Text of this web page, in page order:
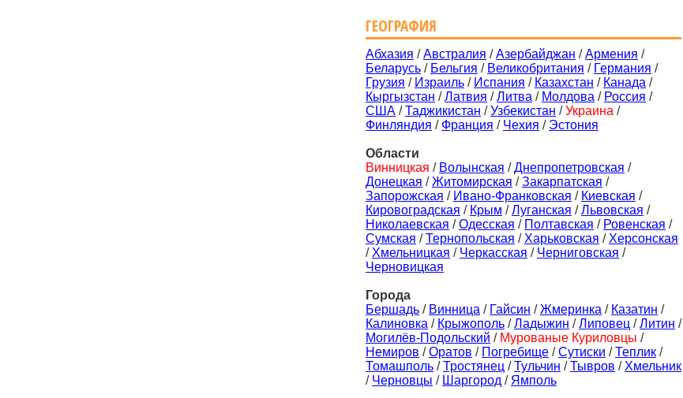
ГЕОГРАФИЯ
Абхазия /Австралия /Азербайджан /Армения /
Беларусь / Бельгия / Великобритания / Германия /
Грузия / Израиль / Испания / Казахстан / Канада /
Кыргызстан /Латвия /Литва / Молдова / Россия /
США /Таджикистан /Узбекистан /Украина /
Финляндия / Франция / Чехия / Эстония
Области
Винницкая / Волынская /Днепропетровская /
Донецкая /Житомирская /Закарпатская /
Запорожская / Ивано-Франковская / Киевская /
Кировоградская / Крым /Луганская /Львовская /
Николаевская /Одесская / Полтавская / Ровенская /
Сумская /Тернопольская / Харьковская / Херсонская
/ Хмельницкая / Черкасская / Черниговская /
Черновицкая
Города
Бершадь / Винница / Гайсин /Жмеринка / Казатин /
Калиновка / Крыжополь /Ладыжин /Липовец /Литин /
Могилёв-Подольский / Мурованые Куриловцы /
Немиров /Оратов / Погребище /Сутиски /Теплик /
Томашполь /Тростянец /Тульчин /Тывров / Хмельник
/ Черновцы / Шаргород / Ямполь